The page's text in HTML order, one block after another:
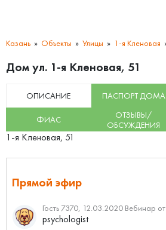
Казань Объекты Улицы 1-я Кленовая
Дом ул. 1-я Кленовая, 51
ОПИСАНИЕ ПАСПОРТ ДОМА
ФИАС
ОТЗЫВЫ/
ОБСУЖДЕНИЯ
1-я Кленовая, 51
Прямой эфир
psychologist